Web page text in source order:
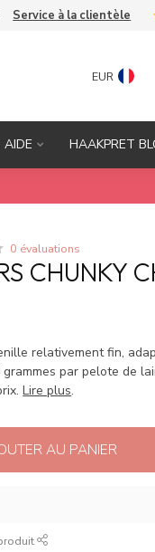
Service à la clientèle
EUR
AIDE HAAKPRET
0 évaluations
CHUNKY
relativement fin,
par pelote de
Lire plus.
AU PANIER